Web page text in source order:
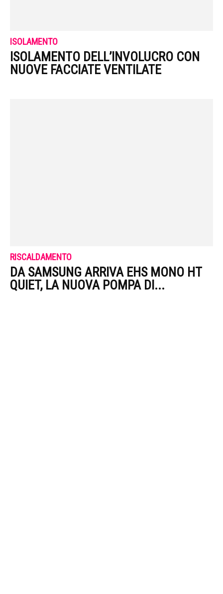
ISOLAMENTO
ISOLAMENTO DELL’INVOLUCRO CON
NUOVE FACCIATE VENTILATE
RISCALDAMENTO
DA SAMSUNG ARRIVA EHS MONO HT
QUIET, LA NUOVA POMPA DI...